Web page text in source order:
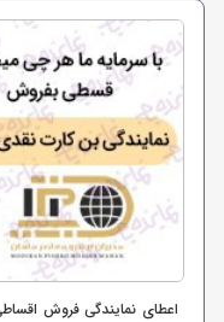
اعطای نمایندگی فروش